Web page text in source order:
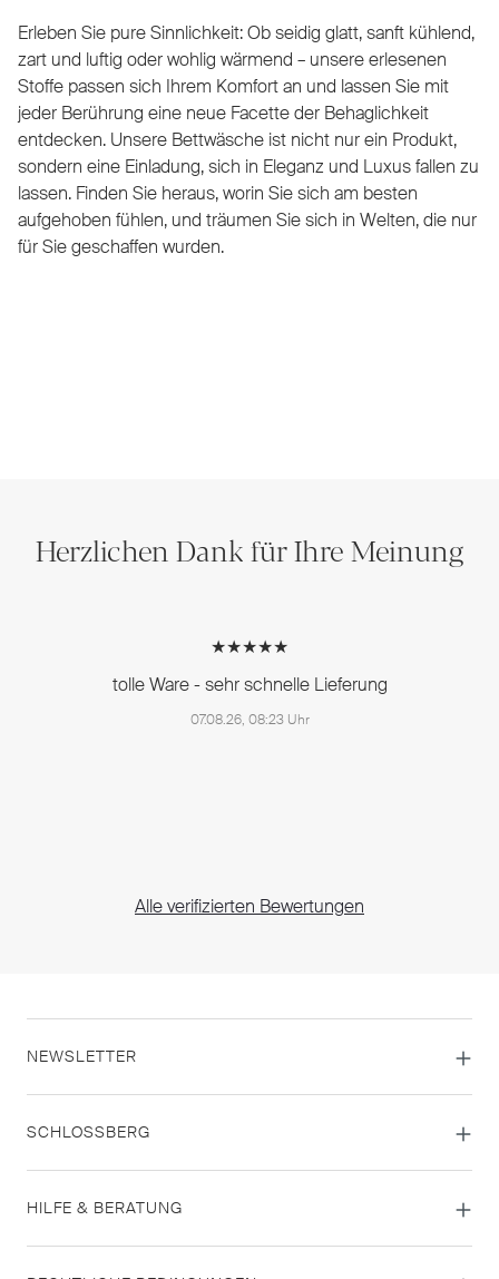
Erleben Sie pure Sinnlichkeit: Ob seidig glatt, sanft kühlend,
zart und luftig oder wohlig wärmend – unsere erlesenen
Stoffe passen sich Ihrem Komfort an und lassen Sie mit
jeder Berührung eine neue Facette der Behaglichkeit
entdecken. Unsere Bettwäsche ist nicht nur ein Produkt,
sondern eine Einladung, sich in Eleganz und Luxus fallen zu
lassen. Finden Sie heraus, worin Sie sich am besten
aufgehoben fühlen, und träumen Sie sich in Welten, die nur
für Sie geschaffen wurden.
Herzlichen Dank für Ihre Meinung
★★★★★
tolle Ware - sehr schnelle Lieferung
07.08.26, 08:23 Uhr
Alle verifizierten Bewertungen
NEWSLETTER
SCHLOSSBERG
HILFE & BERATUNG